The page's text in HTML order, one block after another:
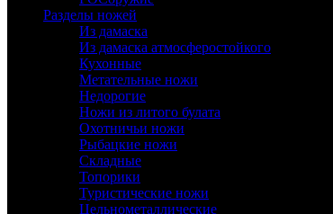
Разделы ножей
Из дамаска
Из дамаска атмосферостойкого
Кухонные
Метательные ножи
Недорогие
Ножи из литого булата
Охотничьи ножи
Рыбацкие ножи
Складные
Топорики
Туристические ножи
Цельнометаллические